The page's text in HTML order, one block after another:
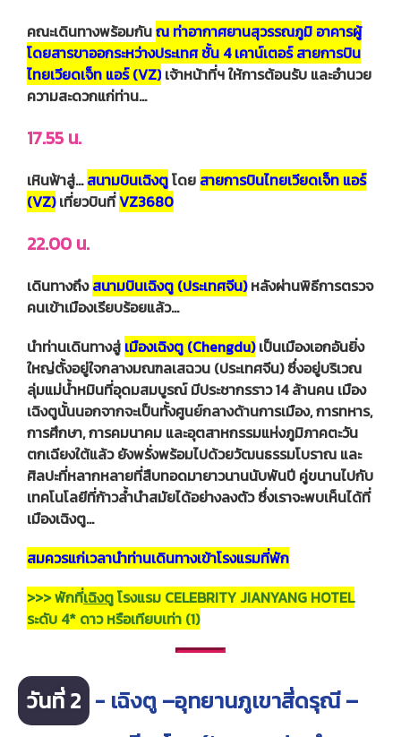
คณะเดินทางพร้อมกันณ ท่าอากาศยานสุวรรณภูมิ อาคารผู้
โดยสารขาออกระหว่างประเทศ ชั้น 4 เคาน์เตอร์ สายการบิน
ไทยเวียดเจ็ท แอร์ (VZ) เจ้าหน้าที่ฯ ให้การต้อนรับ และอำนวย
ความสะดวกแก่ท่าน...
17.55 น.
เหินฟ้าสู่…สนามบินเฉิงตูโดย สายการบินไทยเวียดเจ็ท แอร์
(VZ)เที่ยวบินที่VZ3680
22.00 น.
เดินทางถึงสนามบินเฉิงตู (ประเทศจีน)หลังผ่านพิธีการตรวจ
คนเข้าเมืองเรียบร้อยแล้ว…
นำท่านเดินทางสู่ เมืองเฉิงตู (Chengdu)เป็นเมืองเอกอันยิ่ง
ใหญ่ตั้งอยู่ใจกลางมณฑลเสฉวน (ประเทศจีน) ซึ่งอยู่บริเวณ
ลุ่มแม่น้ำหมินที่อุดมสมบูรณ์ มีประชากรราว 14 ล้านคน เมือง
เฉิงตูนั้นนอกจากจะเป็นทั้งศูนย์กลางด้านการเมือง, การทหาร,
การศึกษา, การคมนาคม และอุตสาหกรรมแห่งภูมิภาคตะวัน
ตกเฉียงใต้แล้ว ยังพรั่งพร้อมไปด้วยวัฒนธรรมโบราณ และ
ศิลปะที่หลากหลายที่สืบทอดมายาวนานนับพันปี คู่ขนานไปกับ
เทคโนโลยีที่ก้าวล้ำนำสมัยได้อย่างลงตัว ซึ่งเราจะพบเห็นได้ที่
เมืองเฉิงตู…
สมควรแก่เวลานำท่านเดินทางเข้าโรงแรมที่พัก
>>> พักที่เฉิงตูโรงแรม CELEBRITY JIANYANG HOTEL
ระดับ 4* ดาว หรือเทียบเท่า (1)
วันที่ 2 - เฉิงตู –อุทยานภูเขาสี่ดรุณี –